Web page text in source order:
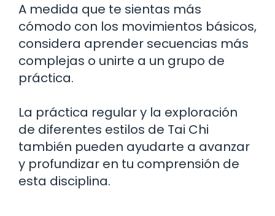
A medida que te sientas más
cómodo con los movimientos básicos,
considera aprender secuencias más
complejas o unirte a un grupo de
práctica.
La práctica regular y la exploración
de diferentes estilos de Tai Chi
también pueden ayudarte a avanzar
y profundizar en tu comprensión de
esta disciplina.